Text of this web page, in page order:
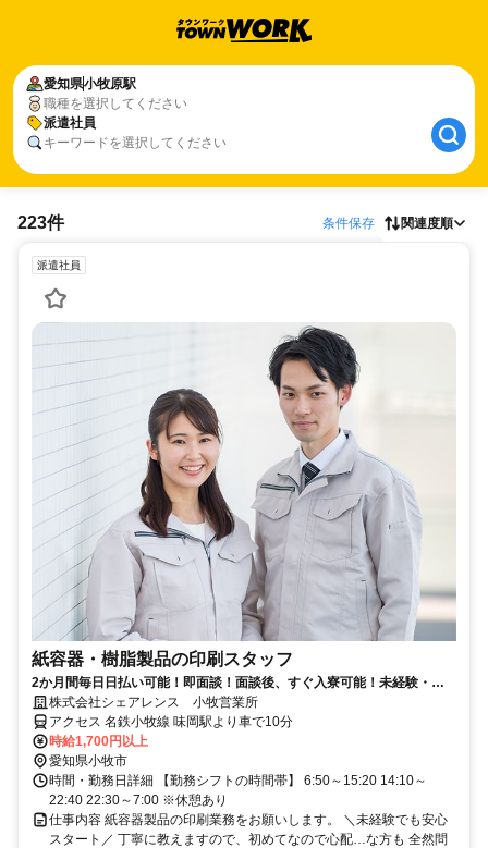
愛知県小牧原駅
職種を選択してください
派遣社員
キーワードを選択してください
223件 条件保存 関連度順
派遣社員
紙容器・樹脂製品の印刷スタッフ
2か月間毎日日払い可能！即面談！面談後、すぐ入寮可能！未経験・無
資格OK！年間休日120日！
株式会社シェアレンス 小牧営業所
アクセス 名鉄小牧線 味岡駅より車で10分
時給1,700円以上
愛知県小牧市
時間・勤務日詳細 【勤務シフトの時間帯】 6:50～15:20 14:10～
22:40 22:30～7:00 ※休憩あり
仕事内容 紙容器製品の印刷業務をお願いします。 ＼未経験でも安心
スタート／ 丁寧に教えますので、初めてなので心配…な方も 全然問